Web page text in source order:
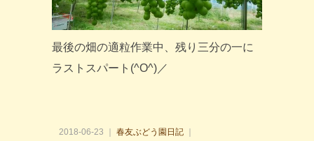
最後の畑の適粒作業中、残り三分の一に
ラストスパート(^O^)／
2018-06-23 ｜ 春友ぶどう園日記